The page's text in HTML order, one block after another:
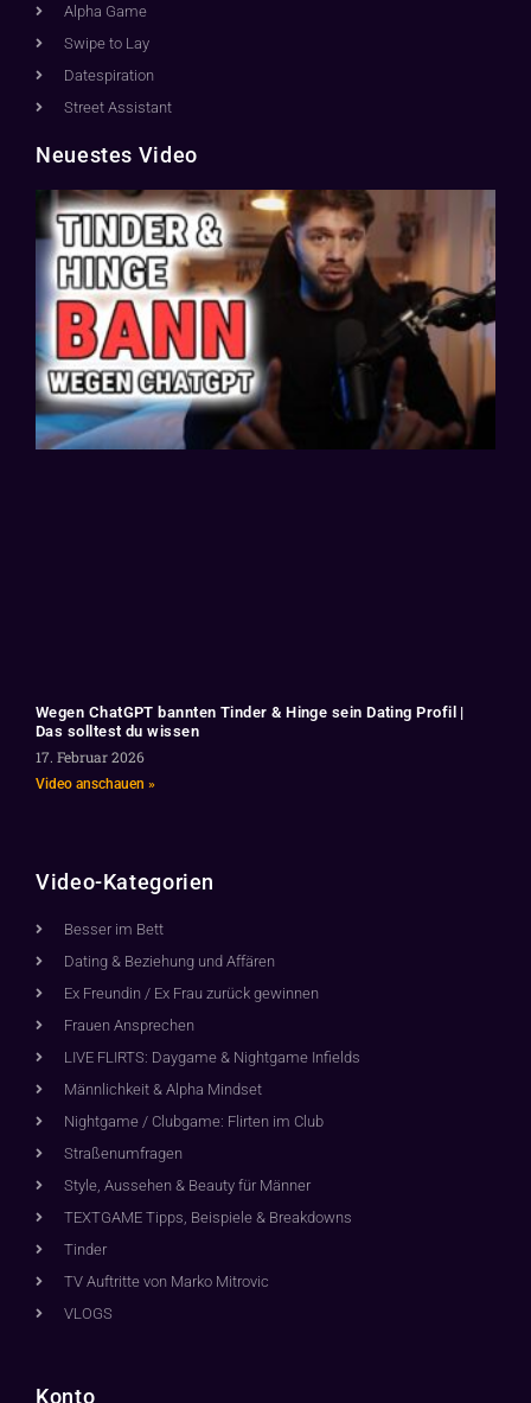
Alpha Game
Swipe to Lay
Datespiration
Street Assistant
Neuestes Video
Wegen ChatGPT bannten Tinder & Hinge sein Dating Profil |
Das solltest du wissen
17. Februar 2026
Video anschauen »
Video-Kategorien
Besser im Bett
Dating & Beziehung und Affären
Ex Freundin / Ex Frau zurück gewinnen
Frauen Ansprechen
LIVE FLIRTS: Daygame & Nightgame Infields
Männlichkeit & Alpha Mindset
Nightgame / Clubgame: Flirten im Club
Straßenumfragen
Style, Aussehen & Beauty für Männer
TEXTGAME Tipps, Beispiele & Breakdowns
Tinder
TV Auftritte von Marko Mitrovic
VLOGS
Konto